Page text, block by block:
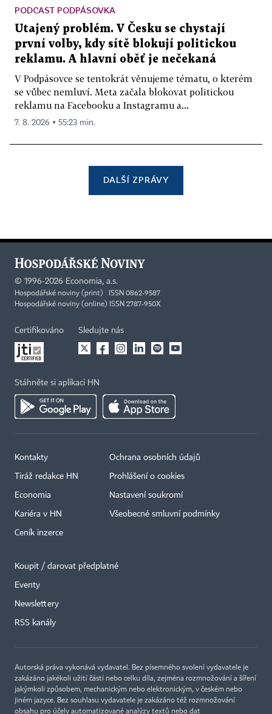
PODCAST PODPÁSOVKA
Utajený problém. V Česku se chystají
první volby, kdy sítě blokují politickou
reklamu. A hlavní oběť je nečekaná
V Podpásovce se tentokrát věnujeme tématu, o kterém
se vůbec nemluví. Meta začala blokovat politickou
reklamu na Facebooku a Instagramu a...
7. 8. 2026 ▪ 55:23 min.
DALŠÍ ZPRÁVY
© 1996-2026 Economia, a.s.
Hospodářské noviny (print) ISSN 0862-9587
Hospodářské noviny (online) ISSN 2787-950X
Certifikováno Sledujte nás
Stáhněte si aplikaci HN
Kontakty
Tiráž redakce HN
Economia
Kariéra v HN
Ceník inzerce
Ochrana osobních údajů
Prohlášení o cookies
Nastavení soukromí
Všeobecné smluvní podmínky
Koupit / darovat předplatné
Eventy
Newslettery
RSS kanály
Autorská práva vykonává vydavatel. Bez písemného svolení vydavatele je
zakázáno jakékoli užití částí nebo celku díla, zejména rozmnožování a šíření
jakýmkoli způsobem, mechanickým nebo elektronickým, v českém nebo
jiném jazyce. Bez souhlasu vydavatele je zakázáno též rozmnožování
obsahu pro účely automatizované analýzy textů nebo dat